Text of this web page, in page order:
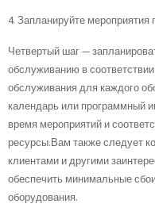
4. Запланируйте
Четвертый шаг —
обслуживанию в
обслуживания для каждого
календарь или программный
время мероприятий и
ресурсы.Вам также следует
клиентами и другими
обеспечить минимальные
оборудования.